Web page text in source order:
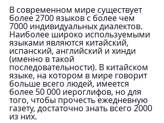
В современном мире существует
более 2700 языков с более чем
7000 индивидуальных диалектов.
Наиболее широко используемыми
языками являются китайский,
испанский, английский и хинди
(именно в такой
последовательности). В китайском
языке, на котором в мире говорит
больше всего людей, имеется
более 50 000 иероглифов, но для
того, чтобы прочесть ежедневную
газету, достаточно знать всего 2000
из них.